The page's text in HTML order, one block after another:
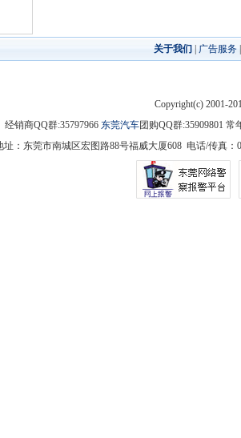
关于我们 广告服务
Copyright(c) 2001-
经销商QQ群:35797966 东莞汽车团购QQ群:35909801
址：东莞市南城区宏图路88号福威大厦608 电话/传真：